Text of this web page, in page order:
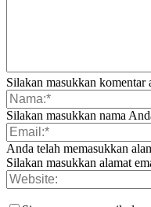
Silakan masukkan komentar
Silakan masukkan nama
Anda telah memasukkan
Silakan masukkan alamat